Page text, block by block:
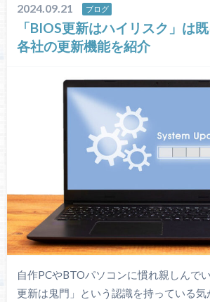
2024.09.21 ブログ
「BIOS更新はハイリスク」は
各社の更新機能を紹介
自作PCやBTOパソコンに慣れ親しんで
更新は鬼門」という認識を持っている気